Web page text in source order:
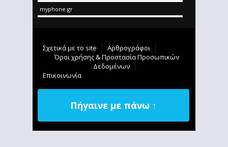
myphone.gr
Σχετικά με το site
Αρθρογράφοι
Όροι χρήσης & Προστασία Προσωπικών
Δεδομένων
Επικοινωνία
Πήγαινε με πάνω ↑